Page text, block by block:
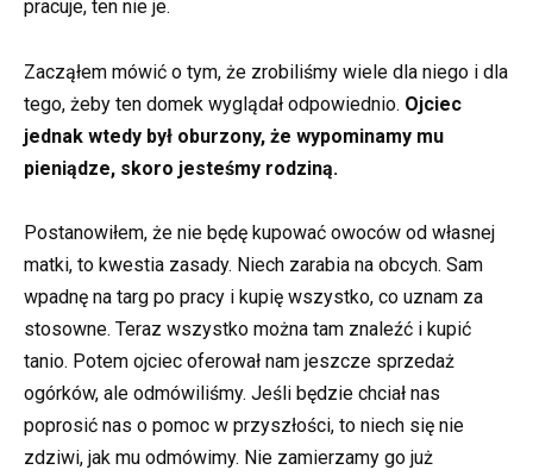
pracuje, ten nie je.
Zacząłem mówić o tym, że zrobiliśmy wiele dla niego i dla
tego, żeby ten domek wyglądał odpowiednio. Ojciec
jednak wtedy był oburzony, że wypominamy mu
pieniądze, skoro jesteśmy rodziną.
Postanowiłem, że nie będę kupować owoców od własnej
matki, to kwestia zasady. Niech zarabia na obcych. Sam
wpadnę na targ po pracy i kupię wszystko, co uznam za
stosowne. Teraz wszystko można tam znaleźć i kupić
tanio. Potem ojciec oferował nam jeszcze sprzedaż
ogórków, ale odmówiliśmy. Jeśli będzie chciał nas
poprosić nas o pomoc w przyszłości, to niech się nie
zdziwi, jak mu odmówimy. Nie zamierzamy go już